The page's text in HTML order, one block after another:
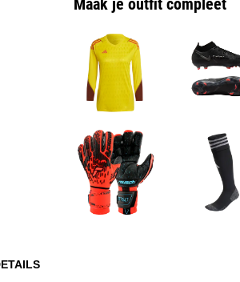
Maak je outfit compleet